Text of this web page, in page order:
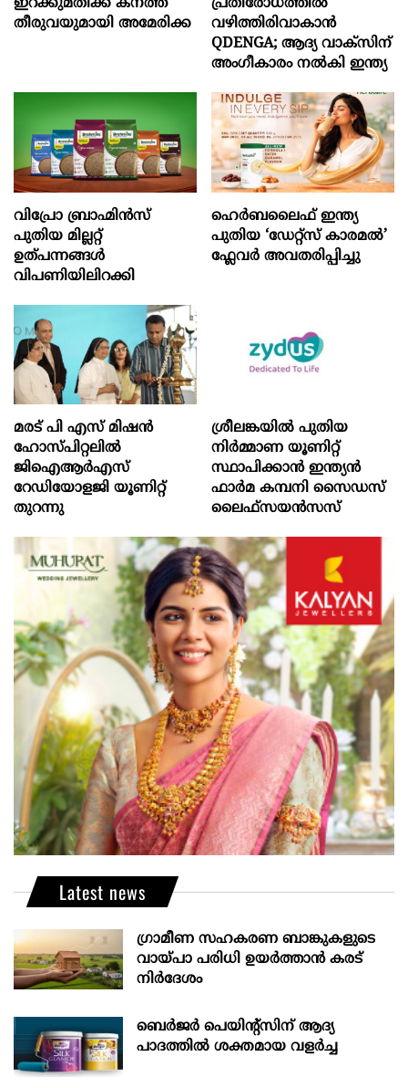
ഇറക്കുമതിക്ക് കനത്ത
തീരുവയുമായി അമേരിക്ക
പ്രതിരോധത്തിൽ
വഴിത്തിരിവാകാൻ
QDENGA; ആദ്യ വാക്സിന്
അംഗീകാരം നൽകി ഇന്ത്യ
വിപ്രോ ബ്രാഹ്മിൻസ്
പുതിയ മില്ലറ്റ്
ഉത്പന്നങ്ങൾ
വിപണിയിലിറക്കി
ഹെർബലൈഫ് ഇന്ത്യ
പുതിയ ‘ഡേറ്റ്സ് കാരമൽ’
ഫ്ലേവർ അവതരിപ്പിച്ചു
മരട് പി എസ് മിഷന്‍
ഹോസ്പിറ്റലില്‍
ജിഐആര്‍എസ്
റേഡിയോളജി യൂണിറ്റ്
തുറന്നു
ശ്രീലങ്കയിൽ പുതിയ
നിർമ്മാണ യൂണിറ്റ്
സ്ഥാപിക്കാൻ ഇന്ത്യൻ
ഫാർമ കമ്പനി സൈഡസ്
ലൈഫ്സയൻസസ്
Latest news
ഗ്രാമീണ സഹകരണ ബാങ്കുകളുടെ
വായ്പാ പരിധി ഉയർത്താൻ കരട്
നിർദേശം
ബെർജർ പെയിന്റ്സിന് ആദ്യ
പാദത്തിൽ ശക്തമായ വളർച്ച